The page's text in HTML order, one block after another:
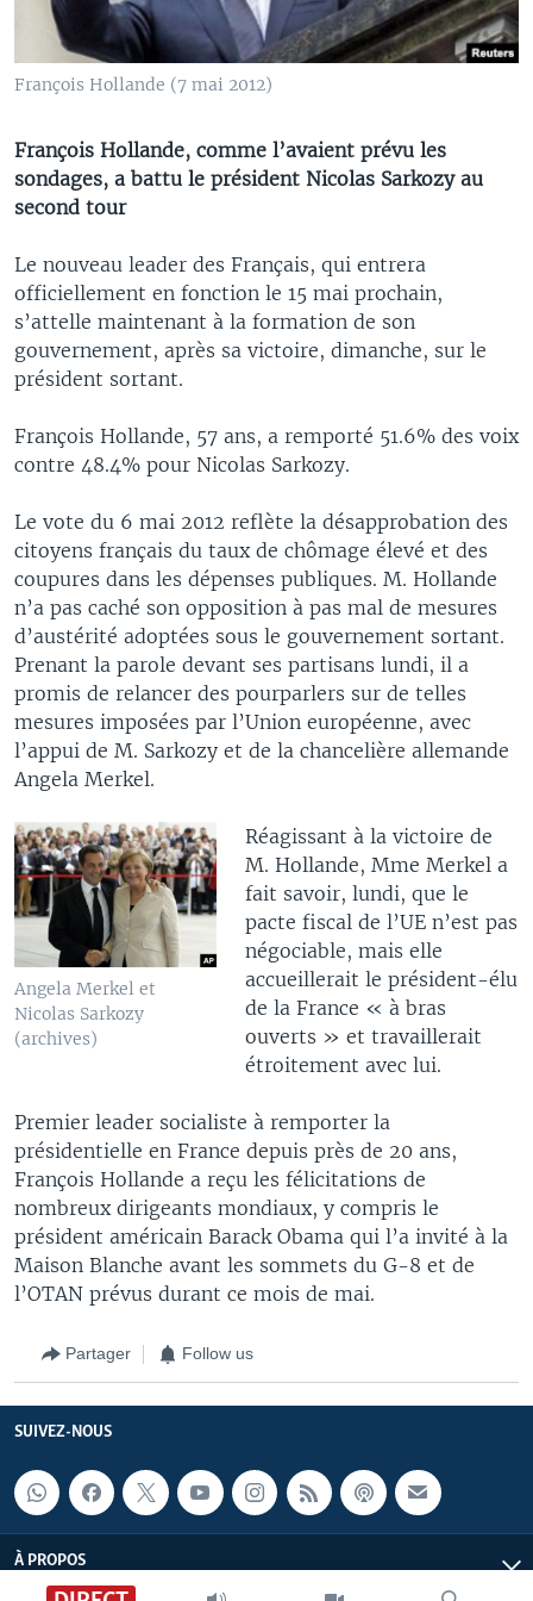
François Hollande (7 mai 2012)
François Hollande, comme l’avaient prévu les
sondages, a battu le président Nicolas Sarkozy au
second tour
Le nouveau leader des Français, qui entrera
officiellement en fonction le 15 mai prochain,
s’attelle maintenant à la formation de son
gouvernement, après sa victoire, dimanche, sur le
président sortant.
François Hollande, 57 ans, a remporté 51.6% des voix
contre 48.4% pour Nicolas Sarkozy.
Le vote du 6 mai 2012 reflète la désapprobation des
citoyens français du taux de chômage élevé et des
coupures dans les dépenses publiques. M. Hollande
n’a pas caché son opposition à pas mal de mesures
d’austérité adoptées sous le gouvernement sortant.
Prenant la parole devant ses partisans lundi, il a
promis de relancer des pourparlers sur de telles
mesures imposées par l’Union européenne, avec
l’appui de M. Sarkozy et de la chancelière allemande
Angela Merkel.
Angela Merkel et
Nicolas Sarkozy
(archives)
Réagissant à la victoire de
M. Hollande, Mme Merkel a
fait savoir, lundi, que le
pacte fiscal de l’UE n’est pas
négociable, mais elle
accueillerait le président-élu
de la France « à bras
ouverts » et travaillerait
étroitement avec lui.
Premier leader socialiste à remporter la
présidentielle en France depuis près de 20 ans,
François Hollande a reçu les félicitations de
nombreux dirigeants mondiaux, y compris le
président américain Barack Obama qui l’a invité à la
Maison Blanche avant les sommets du G-8 et de
l’OTAN prévus durant ce mois de mai.
Partager Follow us
SUIVEZ-NOUS
À PROPOS